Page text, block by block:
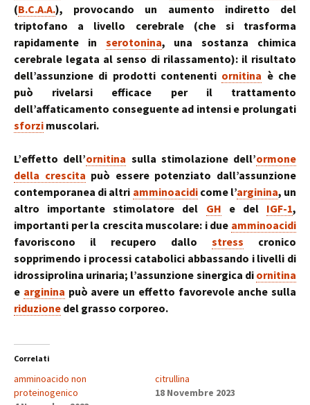
(B.C.A.A.), provocando un aumento indiretto del
triptofano a livello cerebrale (che si trasforma
rapidamente in serotonina, una sostanza chimica
cerebrale legata al senso di rilassamento): il risultato
dell’assunzione di prodotti contenenti ornitina è che
può rivelarsi efficace per il trattamento
dell’affaticamento conseguente ad intensi e prolungati
sforzi muscolari.
L’effetto dell’ornitina sulla stimolazione dell’ormone
della crescita può essere potenziato dall’assunzione
contemporanea di altri amminoacidicome l’arginina, un
altro importante stimolatore del GH e del IGF-1,
importanti per la crescita muscolare: i due amminoacidi
favoriscono il recupero dallo stress cronico
sopprimendo i processi catabolici abbassando i livelli di
idrossiprolina urinaria; l’assunzione sinergica di ornitina
e arginina può avere un effetto favorevole anche sulla
riduzione del grasso corporeo.
Correlati
amminoacido non
proteinogenico
citrullina
18 Novembre 2023